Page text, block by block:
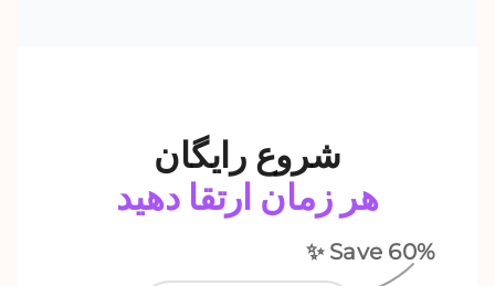
شروع رایگان
هر زمان ارتقا دهید
✨ Save 60%